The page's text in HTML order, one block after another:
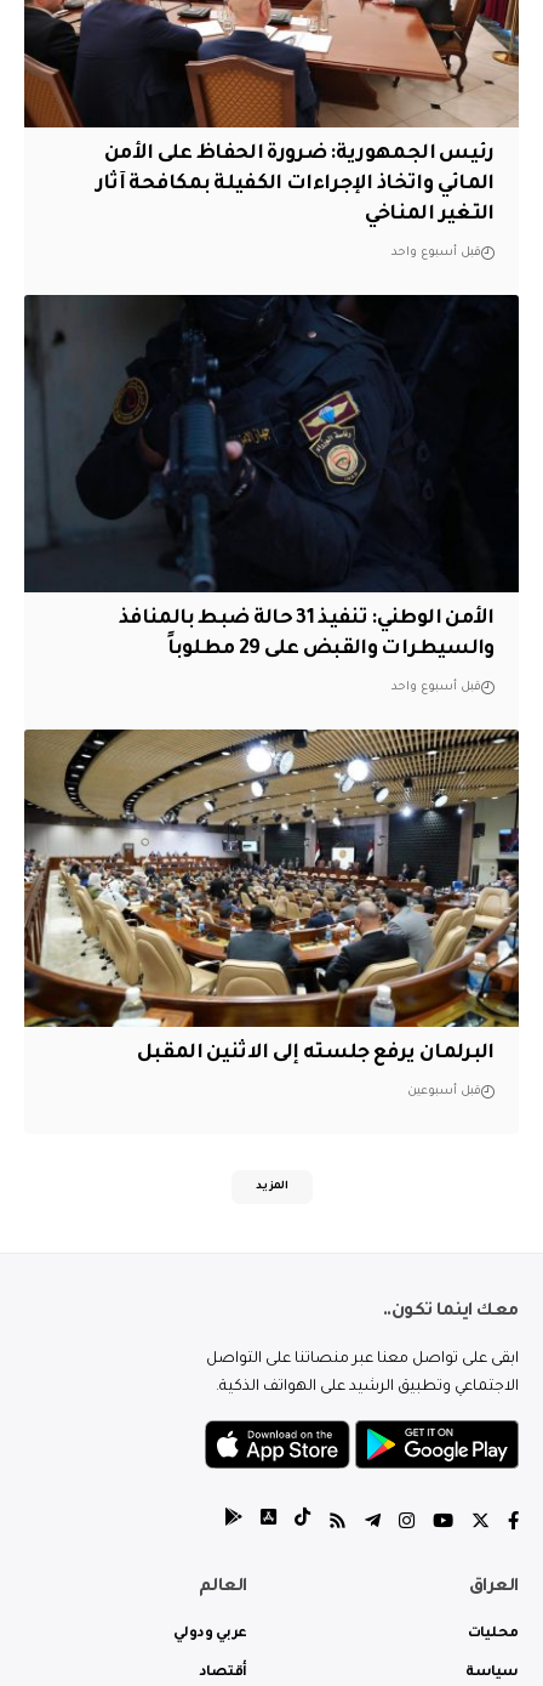
رئيس الجمهورية: ضرورة الحفاظ على الأمن
المائي واتخاذ الإجراءات الكفيلة بمكافحة آثار
التغير المناخي
قبل أسبوع واحد
الأمن الوطني: تنفيذ 31 حالة ضبط بالمنافذ
والسيطرات والقبض على 29 مطلوباً
قبل أسبوع واحد
البرلمان يرفع جلسته إلى الاثنين المقبل
قبل أسبوعين
المزيد
معك اينما تكون..
ابقى على تواصل معنا عبر منصاتنا على التواصل
الاجتماعي وتطبيق الرشيد على الهواتف الذكية.
العراق
محليات
سياسة
العالم
عربي ودولي
أقتصاد